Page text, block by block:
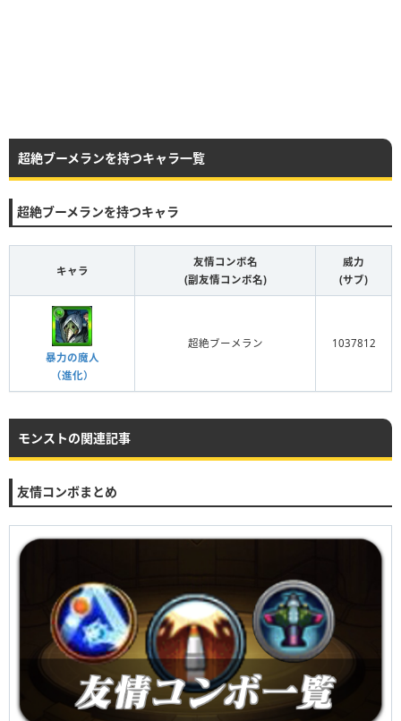
超絶ブーメランを持つキャラ一覧
超絶ブーメランを持つキャラ
キャラ
友情コンボ名
(副友情コンボ名)
威力
(サブ)
暴力の魔人
（進化）
超絶ブーメラン 1037812
モンストの関連記事
友情コンボまとめ